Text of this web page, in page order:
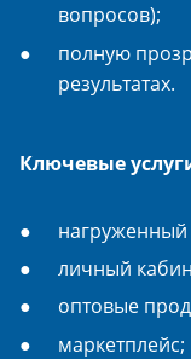
вопросов);
полную
результатах.
Ключевые
нагруженный
личный
оптовые
маркетплейс;